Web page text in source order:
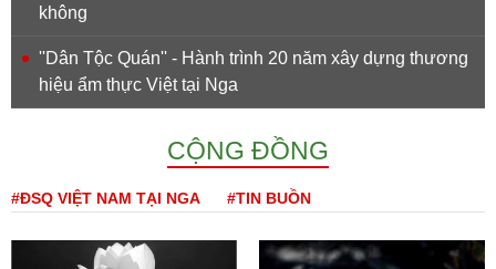
không
''Dân Tộc Quán'' - Hành trình 20 năm xây dựng thương
hiệu ẩm thực Việt tại Nga
CỘNG ĐỒNG
#ĐSQ VIỆT NAM TẠI NGA #TIN BUỒN